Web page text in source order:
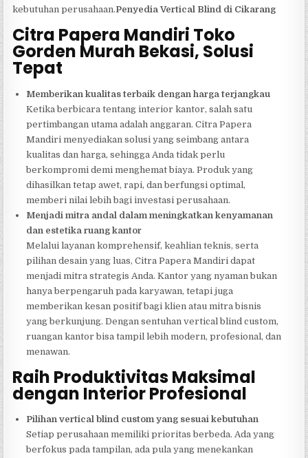
kebutuhan perusahaan.Penyedia Vertical Blind di Cikarang
Citra Papera Mandiri Toko
Gorden Murah Bekasi, Solusi
Tepat
Memberikan kualitas terbaik dengan harga terjangkau
Ketika berbicara tentang interior kantor, salah satu
pertimbangan utama adalah anggaran. Citra Papera
Mandiri menyediakan solusi yang seimbang antara
kualitas dan harga, sehingga Anda tidak perlu
berkompromi demi menghemat biaya. Produk yang
dihasilkan tetap awet, rapi, dan berfungsi optimal,
memberi nilai lebih bagi investasi perusahaan.
Menjadi mitra andal dalam meningkatkan kenyamanan
dan estetika ruang kantor
Melalui layanan komprehensif, keahlian teknis, serta
pilihan desain yang luas, Citra Papera Mandiri dapat
menjadi mitra strategis Anda. Kantor yang nyaman bukan
hanya berpengaruh pada karyawan, tetapi juga
memberikan kesan positif bagi klien atau mitra bisnis
yang berkunjung. Dengan sentuhan vertical blind custom,
ruangan kantor bisa tampil lebih modern, profesional, dan
menawan.
Raih Produktivitas Maksimal
dengan Interior Profesional
Pilihan vertical blind custom yang sesuai kebutuhan
Setiap perusahaan memiliki prioritas berbeda. Ada yang
berfokus pada tampilan, ada pula yang menekankan